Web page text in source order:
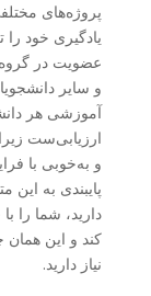
پروژه‌های
یادگیری خود را
عضویت در گروه
و سایر
آموزشی هر
ارزیابی‌ست
و به‌خوبی با
پایبندی به
دارید، شما را
كند و اين
نياز داريد.